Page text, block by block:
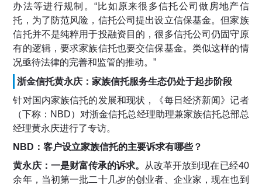
办法等进行规制。“比如原来很多信托公司做房地产信
托，为了防范风险，信托公司提出设立信保基金。但家族
信托并不是纯粹用于投融资目的，很多信托公司仍固守原
有的逻辑，要求家族信托也要交信保基金。类似这样的情
况亟待法律的完善和监管的推动。”
浙金信托黄永庆：家族信托服务生态仍处于起步阶段
针对国内家族信托的发展和现状，《每日经济新闻》记者
（下称：NBD）对浙金信托总经理助理兼家族信托总部总
经理黄永庆进行了专访。
NBD：客户设立家族信托的主要诉求有哪些？
黄永庆：一是财富传承的诉求。
从改革开放到现在已经40
余年，当初第一批二十几岁的创业者、企业家，现在也到